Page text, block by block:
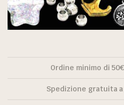
Ordine minimo di 50€
Spedizione gratuita